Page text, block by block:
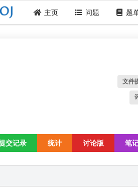
主页 问题 题
文件
交记录 统计 讨论版 笔